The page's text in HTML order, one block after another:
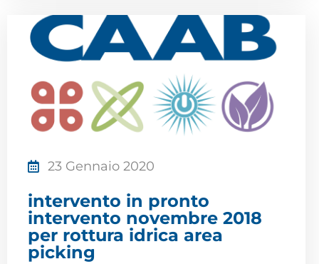
23 Gennaio 2020
intervento in pronto
intervento novembre 2018
per rottura idrica area
picking